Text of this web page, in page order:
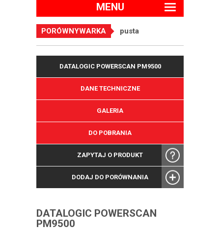
MENU
PORÓWNYWARKA pusta
DATALOGIC POWERSCAN PM9500
DANE TECHNICZNE
GALERIA
DO POBRANIA
ZAPYTAJ O PRODUKT
DODAJ DO PORÓWNANIA
DATALOGIC POWERSCAN
PM9500